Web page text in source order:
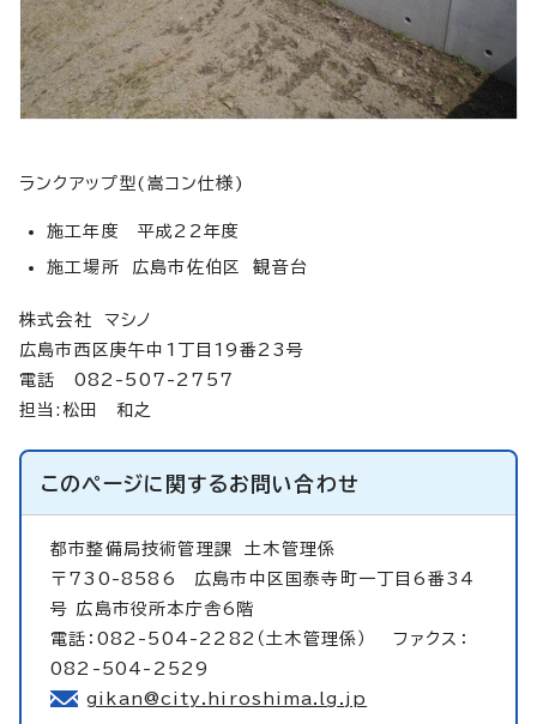
ランクアップ型(嵩コン仕様)
施工年度 平成22年度
施工場所 広島市佐伯区 観音台
株式会社 マシノ
広島市西区庚午中1丁目19番23号
電話 082-507-2757
担当:松田 和之
このページに関するお問い合わせ
都市整備局技術管理課土木管理係
〒730-8586 広島市中区国泰寺町一丁目6番34
号 広島市役所本庁舎6階
電話：082-504-2282（土木管理係） ファクス：
082-504-2529
gikan@city.hiroshima.lg.jp